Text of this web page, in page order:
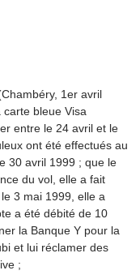
1er avril
bleue Visa
entre le 24 avril et le
ont été effectués au
30 avril 1999 ; que le
du vol, elle a fait
3 mai 1999, elle a
a été débité de 10
la Banque Y pour la
et lui réclamer des
;